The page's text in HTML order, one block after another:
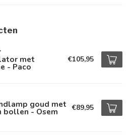
met
- Paco
€105,95
goud met
bollen - Osem €89,95